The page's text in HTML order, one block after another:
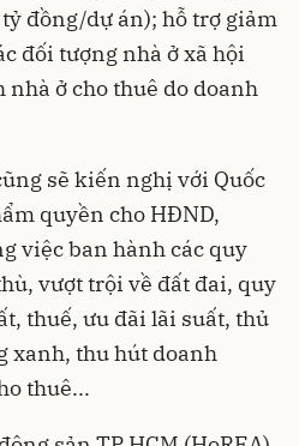
đồng/dự án); hỗ trợ giảm
đối tượng nhà ở xã hội
ở cho thuê do doanh
sẽ kiến nghị với Quốc
quyền cho HĐND,
việc ban hành các quy
vượt trội về đất đai, quy
thuế, ưu đãi lãi suất, thủ
xanh, thu hút doanh
thuê...